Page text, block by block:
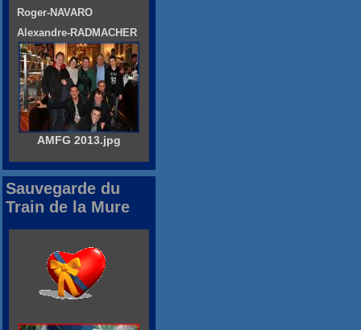
Roger-NAVARO
Alexandre-RADMACHER
AMFG 2013.jpg
Sauvegarde du
Train de la Mure